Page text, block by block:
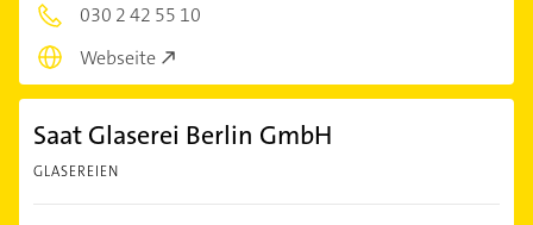
030 2 42 55 10
Webseite
Saat Glaserei Berlin GmbH
GLASEREIEN